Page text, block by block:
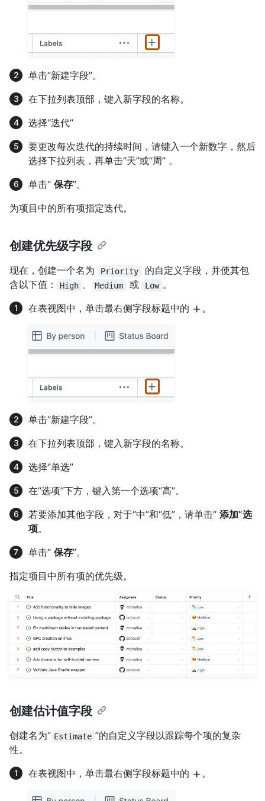
单击“新建字段”。
在下拉列表顶部，键入新字段的名称。
选择“迭代”
要更改每次迭代的持续时间，请键入一个新数字，然后
选择下拉列表，再单击“天”或“周” 。
单击“ 保存”。
为项目中的所有项指定迭代。
创建优先级字段
现在，创建一个名为 Priority
的自定义字段，并使其包
含以下值：
High 、 Medium 或 Low 。
在表视图中，单击最右侧字段标题中的
。
单击“新建字段”。
在下拉列表顶部，键入新字段的名称。
选择“单选”
在“选项”下方，键入第一个选项“高”。
若要添加其他字段，对于“中”和“低”，请单击“ 添加”选
项。
单击“ 保存”。
指定项目中所有项的优先级。
创建估计值字段
创建名为“ Estimate ”的自定义字段以跟踪每个项的复杂
性。
在表视图中，单击最右侧字段标题中的
。